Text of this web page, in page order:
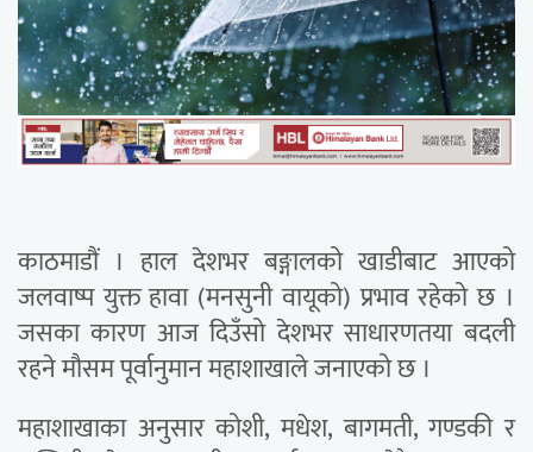
काठमाडौं । हाल देशभर बङ्गालको खाडीबाट आएको
जलवाष्प युक्त हावा (मनसुनी वायूको) प्रभाव रहेको छ ।
जसका कारण आज दिउँसो देशभर साधारणतया बदली
रहने मौसम पूर्वानुमान महाशाखाले जनाएको छ ।
महाशाखाका अनुसार कोशी, मधेश, बागमती, गण्डकी र